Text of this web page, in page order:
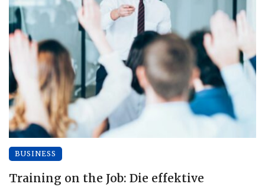
BUSINESS
Training on the Job: Die effektive